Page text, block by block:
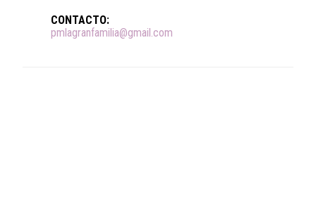
CONTACTO:
pmlagranfamilia@gmail.com